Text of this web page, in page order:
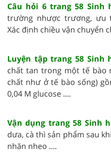
Câu hỏi 6 trang 58 Sinh
trường nhược trương, ưu
Xác định chiều vận chuyển
Luyện tập trang 58 Sinh
chất tan trong một tế bào
chất như ở tế bào sống)
0,04 M glucose ....
Vận dụng trang 58 Sinh
dưa, cà thì sản phẩm sau
nhăn nheo ....